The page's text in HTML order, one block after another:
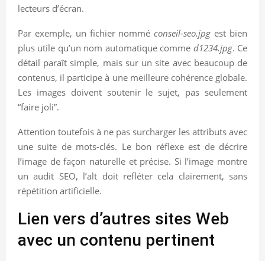
lecteurs d’écran.
Par exemple, un fichier nomméconseil-seo.jpg est bien
plus utile qu’un nom automatique comme d1234.jpg. Ce
détail paraît simple, mais sur un site avec beaucoup de
contenus, il participe à une meilleure cohérence globale.
Les images doivent soutenir le sujet, pas seulement
“faire joli”.
Attention toutefois à ne pas surcharger les attributs avec
une suite de mots-clés. Le bon réflexe est de décrire
l’image de façon naturelle et précise. Si l’image montre
un audit SEO, l’alt doit refléter cela clairement, sans
répétition artificielle.
Lien vers d’autres sites Web
avec un contenu pertinent